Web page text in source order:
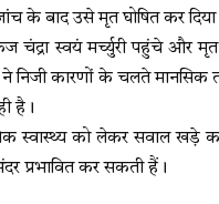
के बाद उसे मृत घोषित कर
चंद्रा स्वयं मर्च्युरी पहुंचे और
ने निजी कारणों के चलते
है।
स्वास्थ्य को लेकर सवाल खड़े
प्रभावित कर सकती हैं।